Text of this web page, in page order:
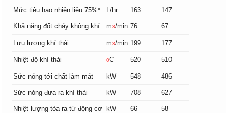
Mức tiêu hao nhiên liệu 75%* L/hr 163 147
Khả năng đốt cháy không khí m3/min 76 67
Lưu lượng khí thải m3/min 199 177
Nhiệt độ khí thải 0C 520 510
Sức nóng tới chất làm mát kW 548 486
Sức nóng đưa ra khí thải kW 708 627
Nhiệt lượng tỏa ra từ động cơ kW 66 58